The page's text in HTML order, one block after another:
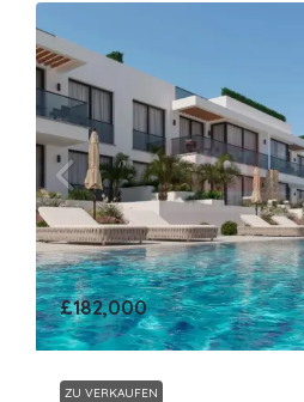
£182,000
ZU VERKAUFEN